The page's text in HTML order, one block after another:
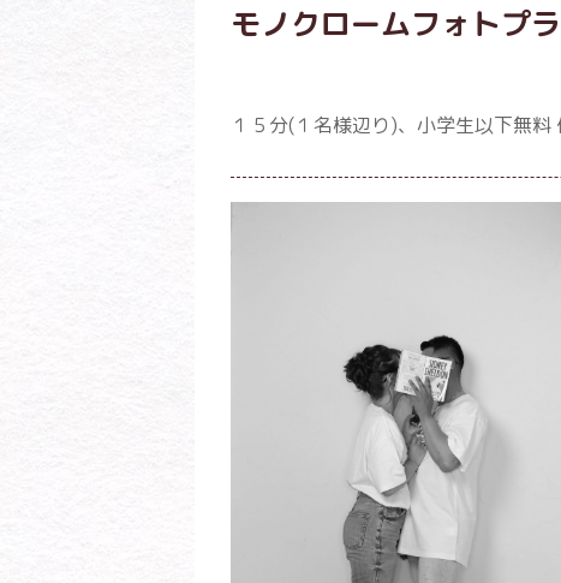
モノクロームフォトプ
１５分(１名様辺り)、小学生以下無料